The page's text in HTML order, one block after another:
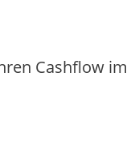
Cashflow im